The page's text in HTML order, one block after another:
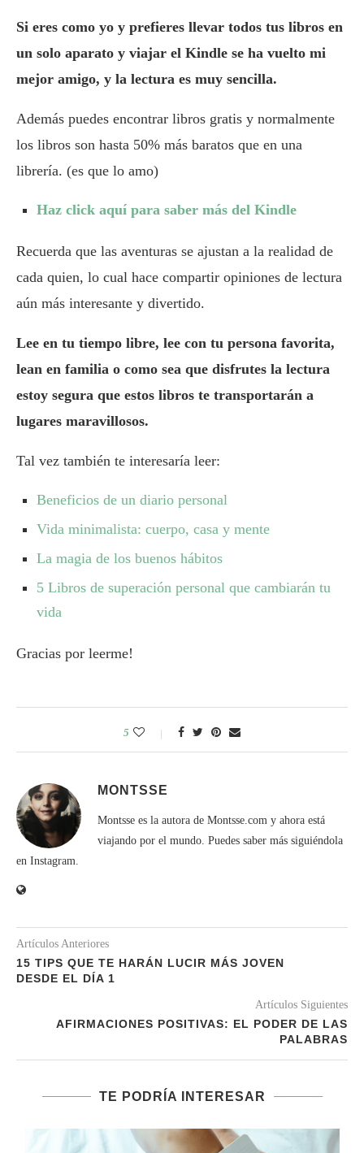
Si eres como yo y prefieres llevar todos tus libros en
un solo aparato y viajar el Kindle se ha vuelto mi
mejor amigo, y la lectura es muy sencilla.
Además puedes encontrar libros gratis y normalmente
los libros son hasta 50% más baratos que en una
librería. (es que lo amo)
Haz click aquí para saber más del Kindle
Recuerda que las aventuras se ajustan a la realidad de
cada quien, lo cual hace compartir opiniones de lectura
aún más interesante y divertido.
Lee en tu tiempo libre, lee con tu persona favorita,
lean en familia o como sea que disfrutes la lectura
estoy segura que estos libros te transportarán a
lugares maravillosos.
Tal vez también te interesaría leer:
Beneficios de un diario personal
Vida minimalista: cuerpo, casa y mente
La magia de los buenos hábitos
5 Libros de superación personal que cambiarán tu
vida
Gracias por leerme!
5
MONTSSE
Montsse es la autora de Montsse.com y ahora está
viajando por el mundo. Puedes saber más siguiéndola
en Instagram.
Artículos Anteriores
15 TIPS QUE TE HARÁN LUCIR MÁS JOVEN
DESDE EL DÍA 1
Artículos Siguientes
AFIRMACIONES POSITIVAS: EL PODER DE LAS
PALABRAS
TE PODRÍA INTERESAR